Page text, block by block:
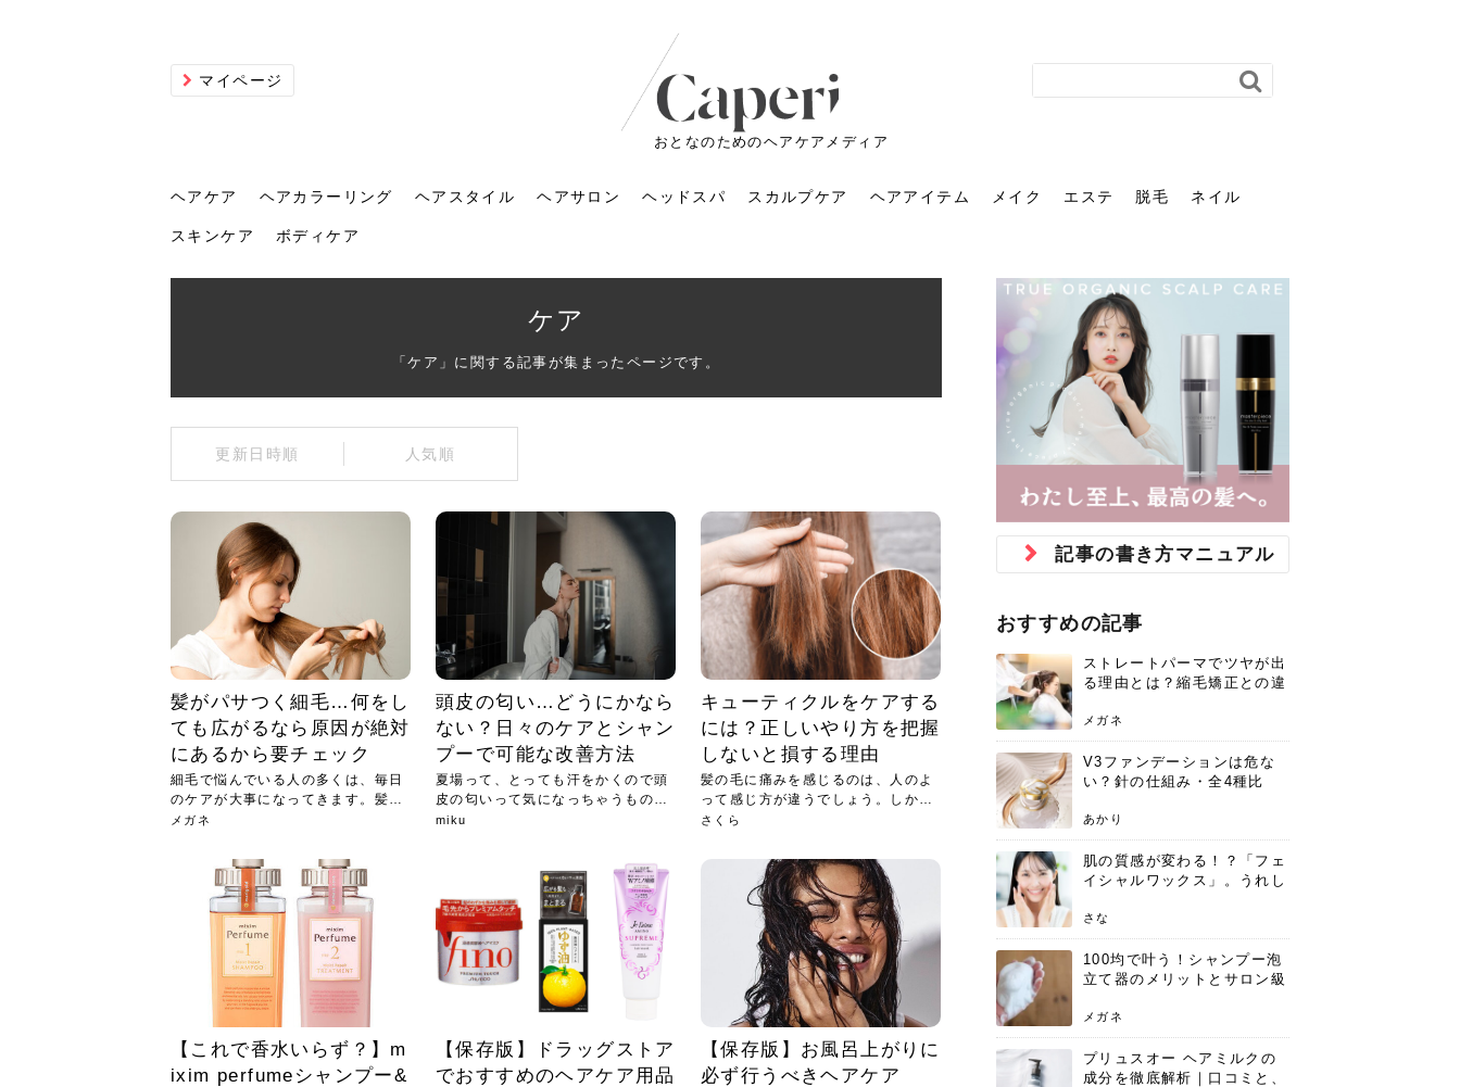
マイページ
おとなのためのヘアケアメディア
ヘアケア
トリートメントの付け方で
仕上がりが変わる｜効かな
トリートメントの付け方で仕上がりは
大きく変わります。今回は、毛先中心
メガネ
新生活シーズン、朝の身支度を少しで
も短くしたい人は多いはず。じつは寝
癖は、...
かえで
花粉で髪がパサパサするの
はなぜ？原因と落とし方・
防ぎ方を紹介
広がる、手触りが悪いと感じた経験は
もっと見る
ヘアカラーリング
髪のくすみが気になる人
へ！2026春トレンドの明る
2026春のトレンドカラーは明るめのく
すみカラーです。ただし、髪がすでに
さくら
職場で浮かない落ち着いたトーンにし
たいけれど、どこか垢抜けた印象にし
たいと...
さくら
肌に合う髪色、どう見つけ
る？「イエベ」「ブルベ」
診断と...
らったのに、家に帰って鏡を見たら、
もっと見る
ヘアスタイル
2026年のショートウルフ最
新トレンドとは？ナチュラ
2026年のショートウルフは、ナチュラ
ルでエアリーな仕上がりが今っぽい正
かえで
2026年はレイヤーカットを使った髪型
のトレンドと重なり、ルーズウェーブ
ヘ...
かえで
40代のパーマがダレる原因
とは？自宅でできる復活術
と長...
ールがダレてしまったと感じている方
もっと見る
ヘアサロン
美容室に行くのが恥ずかし
い？髪質の変化に気づいた
しばらく美容室に行けていないし、そ
ろそろ髪型を変えて気分転換したいと
メガネ
美容室を倒産する数が増えているとい
うニュースがありました。もともと美
容室の...
かえで
前髪を薄くするための美容
院の頼み方とは？失敗しな
いため...
だと思っている人は、前髪を早く変え
もっと見る
ヘッドスパ
ヘッドスパの落とし穴！知
らないと損する真実
血行を促進し、リラックス効果や美髪
毎日のちょっとした習慣で小顔は作れ
る！頭のこりをほぐしてフェイスライ
ンのリ...
chicca
ヘッドスパで頭皮をケアし
よう！ヘッドスパの効果と
おすすめの人
アもせずに放っておくとダメージが蓄
もっと見る
スカルプケア
髪を育てるには？毎日の洗
い方と生活習慣を見直す基
髪をきれいに育てるには高価なアイテ
ムを増やす前に、洗い方や乾かし方、
さくら
目元の印象を左右するのは目そのもの
ではなく、頭皮の状態かもしれませ
ん。以下...
メガネ
ストレスで髪の毛はどう変
わる？抜け毛・パサつきの
原因と...
や、抜け毛が増えたと悩んでいる方
は、スト...
もっと見る
ヘアアイテム
発酵エキスシャンプーって
何がいいの？無印良品など
スキンケアで人気の発酵成分が、シャ
ンプーにも広がっています。無印良品
さくら
ヘアアイロンを使うのが苦手、火傷が
怖いと感じている方はいないでしょう
か？そ...
さくら
40代の髪を悩みに最適！韓
国発「ダリーフ」でヘアセ
ット...
思っていないでしょうか？ダリーフの
もっと見る
メイク
ミニマリストのメイク術｜
少ないアイテムで「自分ら
「たくさんのコスメを持っているの
に、実際に使っているのはいつも同じ
あおい
メイクをしている時間も、スキンケア
の時間に変えるという発想から生まれ
たのが...
あかり
「おしゃれ」と「身だしな
み」は違う。相手に信頼感
を与え...
識するのが「身だしなみ」です。特に
もっと見る
エステ
針で小顔を目指す！美容鍼
の効果と後悔しない選び方
フェイスラインをすっきりさせたいと
いうお悩みを抱えている方はいないで
あかり
サロンのメニューを見ていると、「リ
ンパマッサージ」の他に「経絡マッサ
ージ」...
あかり
エステの勧誘が怖い人へ。
断ることは悪くない。自分
を守る...
験エステに行ってみたいけど、『押し
もっと見る
脱毛
化粧ノリが変わる「顔脱
毛」。4つのメリットと、始
顔の産毛をカミソリで剃って、毛抜き
で抜くなど、日々の自己処理を手間に
あおい
「ムダ毛が気になる」とお子さんが悩
んでいる姿を見て、エステ脱毛を検討
し始め...
あおい
「今さら」なんて言わせな
い。40代のVIO・顔脱毛、
賢...
とが気になり始めたけど、「今から脱
もっと見る
ネイル
2026年運気アップネイルガ
イドを公開！幸運を呼ぶ色
最近、なんとなく運気が停滞している
気がすると悩んでいないでしょうか？
あおい
SNSや雑誌で見かけた素敵なネイルデ
ザインを、いざ自分の爪に試してみた
ら、...
さな
オフィスネイルでも「キラ
キラ」はOK？派手に見えな
い上...
を見て、気分が上がるという心ときめ
もっと見る
スキンケア
と種類の見分け方＆自宅で
ふと鏡を見て、急に小じわが増えたと
落ち込んでいないでしょうか？じつは
良い？その違いは？PDRN
や...
ルルルン ハイドラシリーズを使いたい
けれど、種類が多くてどれを選べばい
いか...
さな
ジュベルック スキンの効果
変化...
ニキビ跡の凸凹をどうにかしたいと、
ゆい
もっと見る
ボディケア
果。オールハンドエステの
痩身エステと一言で言っても、最新の
機器を使ったものから、昔ながらの手
しませんか？失敗する人の
共通点...
医師の管理のもと、科学的根拠に基づ
いて行う「医療ダイエット」は、自己
流のダ...
さな
本気の痩身と体質改善に。
「イン...
自己流のダイエットではなかなか落ち
さな
もっと見る
ケア
「ケア」に関する記事が集まったページです。
更新日時順 人気順
髪がパサつく細毛…何をし
ても広がるなら原因が絶対
にあるから要チェック
細毛で悩んでいる人の多くは、毎日
のケアが大事になってきます。髪が
太い...
メガネ
頭皮の匂い…どうにかなら
ない？日々のケアとシャン
プーで可能な改善方法
夏場って、とっても汗をかくので頭
皮の匂いって気になっちゃうもの。
当然...
miku
キューティクルをケアする
には？正しいやり方を把握
しないと損する理由
髪の毛に痛みを感じるのは、人のよ
って感じ方が違うでしょう。しかし
多く...
さくら
【これで香水いらず？】m
ixim perfumeシャンプー&
【保存版】ドラッグストア
でおすすめのヘアケア用品
【保存版】お風呂上がりに
必ず行うべきヘアケア
記事の書き方マニュアル
おすすめの記事
ストレートパーマでツヤが出
る理由とは？縮毛矯正との違
メガネ
V3ファンデーションは危な
い？針の仕組み・全4種比
解説
あかり
肌の質感が変わる！？「フェ
イシャルワックス」。うれし
ための基礎知識
さな
100均で叶う！シャンプー泡
立て器のメリットとサロン級
メガネ
プリュスオー ヘアミルクの
成分を徹底解析｜口コミと、